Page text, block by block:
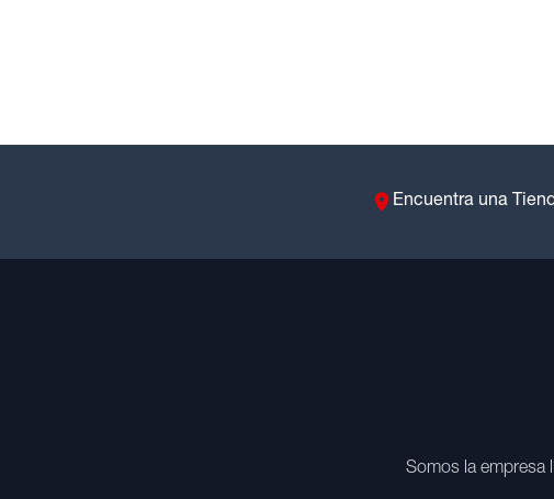
Encuentra una
Somos la empresa